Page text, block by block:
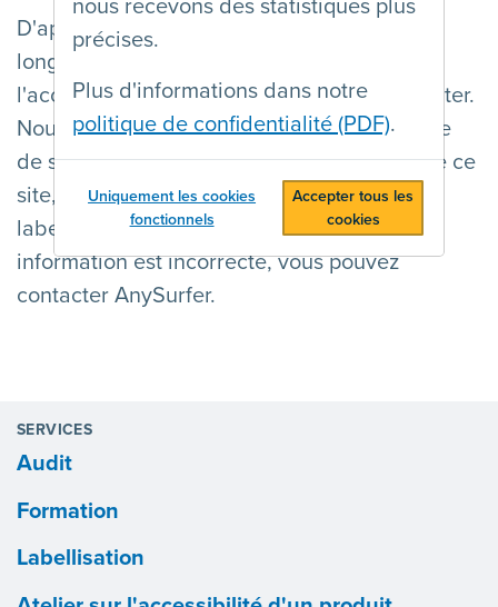
nous recevons des statistiques plus
précises.
Plus d'informations dans notre
politique de confidentialité (PDF).
Uniquement les cookies
fonctionnels
Accepter tous les
cookies
D'après nos informations, cela fait trop
longtemps que nous n'avons pas évalué
l'accessibilité du site que vous venez de visiter.
Nous ne pouvons donc plus fournir une page
de statut fiable. Si vous êtes responsable de ce
site, nous vous demandons de supprimer le
label sur ce site. Si vous estimez que cette
information est incorrecte, vous pouvez
contacter AnySurfer.
SERVICES
Audit
Formation
Labellisation